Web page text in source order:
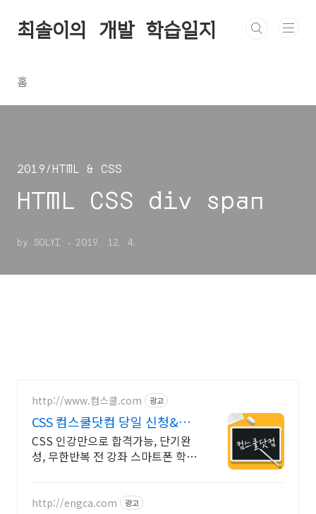
최솔이의 개발 학습일지
홈
2019/HTML & CSS
HTML CSS div span
by SOLYI 2019. 12. 4.
http://www.컴스쿨.com 광고
CSS 컴스쿨닷컴 당일 신청&결
제시 기프티콘!
CSS 인강만으로 합격가능, 단기완
성, 무한반복 전 강좌 스마트폰 학습
http://engca.com 광고